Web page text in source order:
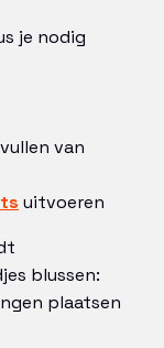
je nodig
van
uitvoeren
blussen:
plaatsen